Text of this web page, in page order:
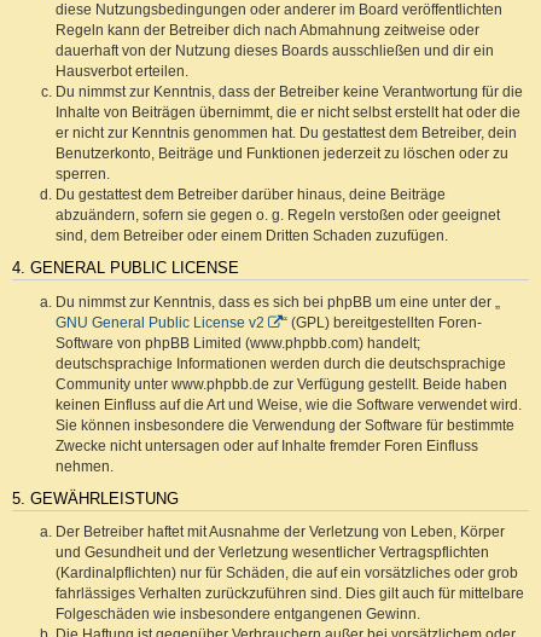
diese Nutzungsbedingungen oder anderer im Board veröffentlichten
Regeln kann der Betreiber dich nach Abmahnung zeitweise oder
dauerhaft von der Nutzung dieses Boards ausschließen und dir ein
Hausverbot erteilen.
Du nimmst zur Kenntnis, dass der Betreiber keine Verantwortung für die
Inhalte von Beiträgen übernimmt, die er nicht selbst erstellt hat oder die
er nicht zur Kenntnis genommen hat. Du gestattest dem Betreiber, dein
Benutzerkonto, Beiträge und Funktionen jederzeit zu löschen oder zu
sperren.
Du gestattest dem Betreiber darüber hinaus, deine Beiträge
abzuändern, sofern sie gegen o. g. Regeln verstoßen oder geeignet
sind, dem Betreiber oder einem Dritten Schaden zuzufügen.
4. GENERAL PUBLIC LICENSE
Du nimmst zur Kenntnis, dass es sich bei phpBB um eine unter der „
GNU General Public License v2
“ (GPL) bereitgestellten Foren-
Software von phpBB Limited (www.phpbb.com) handelt;
deutschsprachige Informationen werden durch die deutschsprachige
Community unter www.phpbb.de zur Verfügung gestellt. Beide haben
keinen Einfluss auf die Art und Weise, wie die Software verwendet wird.
Sie können insbesondere die Verwendung der Software für bestimmte
Zwecke nicht untersagen oder auf Inhalte fremder Foren Einfluss
nehmen.
5. GEWÄHRLEISTUNG
Der Betreiber haftet mit Ausnahme der Verletzung von Leben, Körper
und Gesundheit und der Verletzung wesentlicher Vertragspflichten
(Kardinalpflichten) nur für Schäden, die auf ein vorsätzliches oder grob
fahrlässiges Verhalten zurückzuführen sind. Dies gilt auch für mittelbare
Folgeschäden wie insbesondere entgangenen Gewinn.